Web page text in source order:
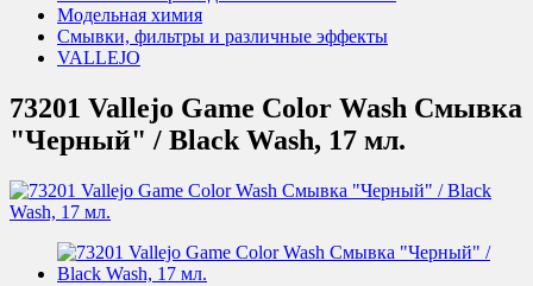
Модельная химия
Смывки, фильтры и различные эффекты
VALLEJO
73201 Vallejo Game Color Wash Смывка
"Черный" / Black Wash, 17 мл.